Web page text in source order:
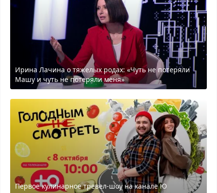
Ирина Лачина о тяжелых родах: «Чуть не потеряли
Машу и чуть не потеряли меня»
Первое кулинарное тревел-шоу на канале Ю